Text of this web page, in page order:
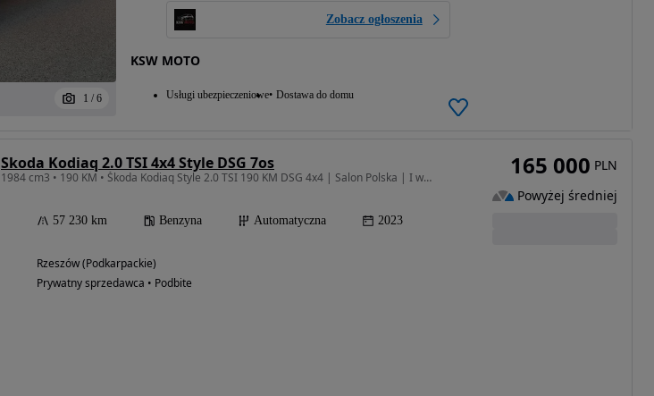
1 / 6
Zobacz ogłoszenia
KSW MOTO
Usługi ubezpieczeniowe Dostawa do domu
Skoda Kodiaq 2.0 TSI 4x4 Style DSG 7os
1984 cm3 • 190 KM • Škoda Kodiaq Style 2.0 TSI 190 KM DSG 4x4 | Salon Polska | I właścicie
57 230 km Benzyna Automatyczna 2023
Rzeszów (Podkarpackie)
Prywatny sprzedawca • Podbite
165 000 PLN
Powyżej średniej